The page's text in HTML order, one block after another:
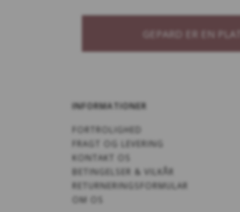
GEPARD ER EN
INFORMATIONER
FORTROLIGHED
FRAGT OG LEVERING
KONTAKT OS
BETINGELSER & VILKÅR
RETURNERINGSFORMULAR
OM OS